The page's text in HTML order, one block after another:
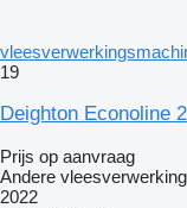
19
Deighton Econoline
Prijs op aanvraag
Andere
2022